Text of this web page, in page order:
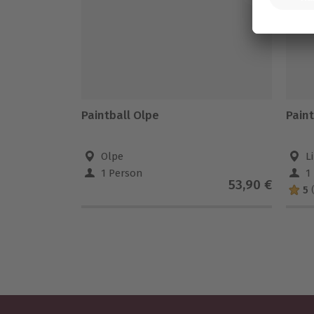
Paintball Olpe
Olpe
1 Person
53,90 €
1
5